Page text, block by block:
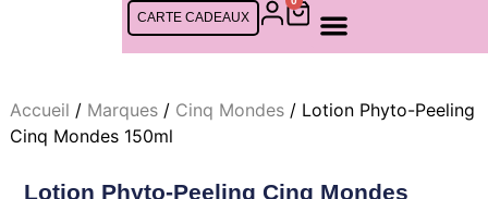
CARTE CADEAUX
Accueil / Marques/ Cinq Mondes/ Lotion Phyto-Peeling
Cinq Mondes 150ml
Lotion Phyto-Peeling Cinq Mondes